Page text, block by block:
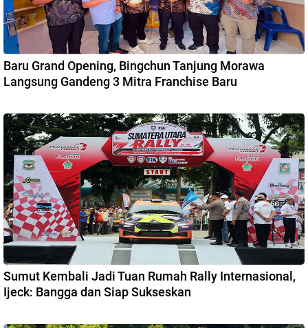
Baru Grand Opening, Bingchun Tanjung Morawa
Langsung Gandeng 3 Mitra Franchise Baru
Sumut Kembali Jadi Tuan Rumah Rally Internasional,
Ijeck: Bangga dan Siap Sukseskan